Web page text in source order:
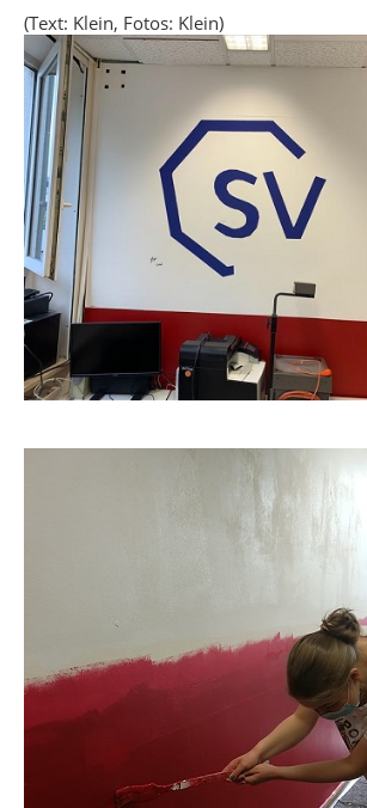
(Text: Klein, Fotos: Klein)